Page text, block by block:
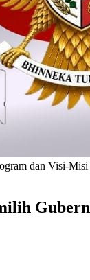
dan Visi-Misi